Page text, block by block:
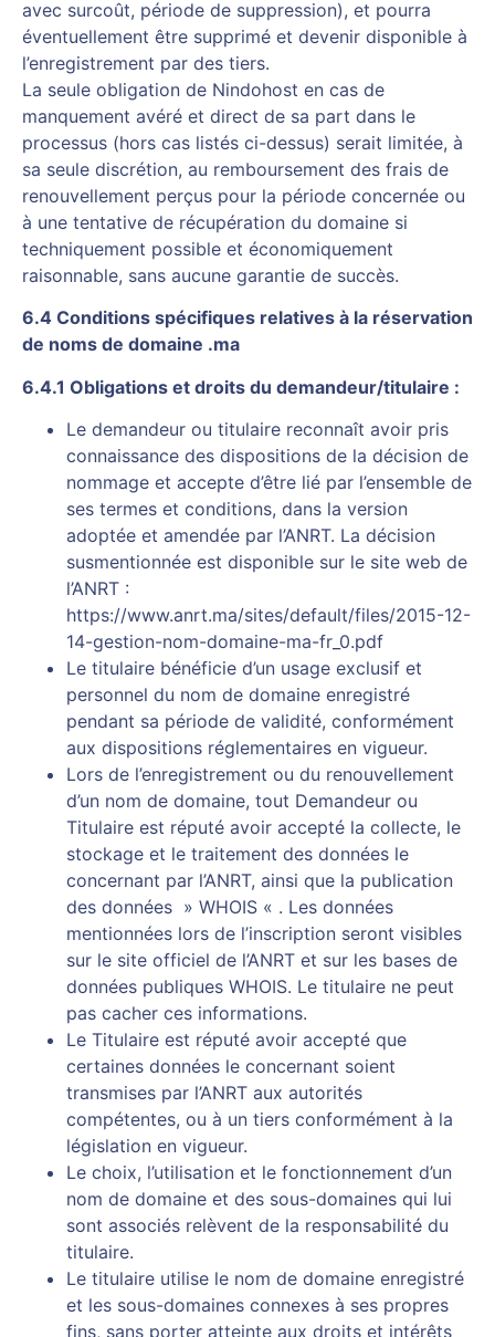
avec surcoût, période de suppression), et pourra
éventuellement être supprimé et devenir disponible à
l’enregistrement par des tiers.
La seule obligation de Nindohost en cas de
manquement avéré et direct de sa part dans le
processus (hors cas listés ci-dessus) serait limitée, à
sa seule discrétion, au remboursement des frais de
renouvellement perçus pour la période concernée ou
à une tentative de récupération du domaine si
techniquement possible et économiquement
raisonnable, sans aucune garantie de succès.
6.4 Conditions spécifiques relatives à la réservation
de noms de domaine .ma
6.4.1 Obligations et droits du demandeur/titulaire :
Le demandeur ou titulaire reconnaît avoir pris
connaissance des dispositions de la décision de
nommage et accepte d’être lié par l’ensemble de
ses termes et conditions, dans la version
adoptée et amendée par l’ANRT. La décision
susmentionnée est disponible sur le site web de
l’ANRT :
https://www.anrt.ma/sites/default/files/2015-12-
14-gestion-nom-domaine-ma-fr_0.pdf
Le titulaire bénéficie d’un usage exclusif et
personnel du nom de domaine enregistré
pendant sa période de validité, conformément
aux dispositions réglementaires en vigueur.
Lors de l’enregistrement ou du renouvellement
d’un nom de domaine, tout Demandeur ou
Titulaire est réputé avoir accepté la collecte, le
stockage et le traitement des données le
concernant par l’ANRT, ainsi que la publication
des données » WHOIS « . Les données
mentionnées lors de l’inscription seront visibles
sur le site officiel de l’ANRT et sur les bases de
données publiques WHOIS. Le titulaire ne peut
pas cacher ces informations.
Le Titulaire est réputé avoir accepté que
certaines données le concernant soient
transmises par l’ANRT aux autorités
compétentes, ou à un tiers conformément à la
législation en vigueur.
Le choix, l’utilisation et le fonctionnement d’un
nom de domaine et des sous-domaines qui lui
sont associés relèvent de la responsabilité du
titulaire.
Le titulaire utilise le nom de domaine enregistré
et les sous-domaines connexes à ses propres
fins, sans porter atteinte aux droits et intérêts